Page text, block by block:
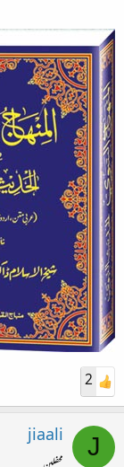
2
J
jiaali